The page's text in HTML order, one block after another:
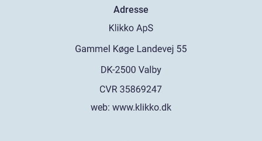
Adresse
web: www.klikko.dk